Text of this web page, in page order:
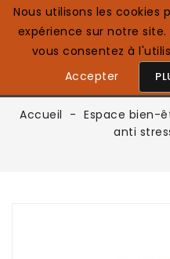
Nous utilisons les cookies
expérience sur notre site.
vous consentez à
Accepter
Français 
Accueil Espace bien-
anti